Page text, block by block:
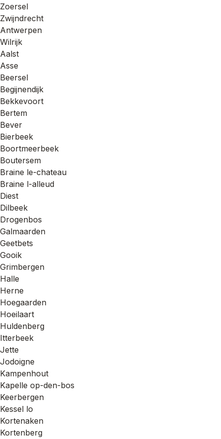
Zoersel
Zwijndrecht
Antwerpen
Wilrijk
Aalst
Asse
Beersel
Begijnendijk
Bekkevoort
Bertem
Bever
Bierbeek
Boortmeerbeek
Boutersem
Braine le-chateau
Braine l-alleud
Diest
Dilbeek
Drogenbos
Galmaarden
Geetbets
Gooik
Grimbergen
Halle
Herne
Hoegaarden
Hoeilaart
Huldenberg
Itterbeek
Jette
Jodoigne
Kampenhout
Kapelle op-den-bos
Keerbergen
Kessel lo
Kortenaken
Kortenberg